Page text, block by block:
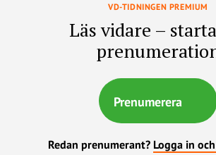
VD-TIDNINGEN PREMIUM
Läs vidare –
Prenumerera
Redan prenumerant? Logga in